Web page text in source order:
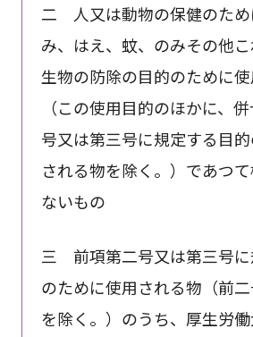
二 人又は動物の保健のため
み、はえ、蚊、のみその他
生物の防除の目的のために
（この使用目的のほかに、
号又は第三号に規定する目
される物を除く。）であつ
ないもの
三 前項第二号又は第三号に
のために使用される物（前
を除く。）のうち、厚生労